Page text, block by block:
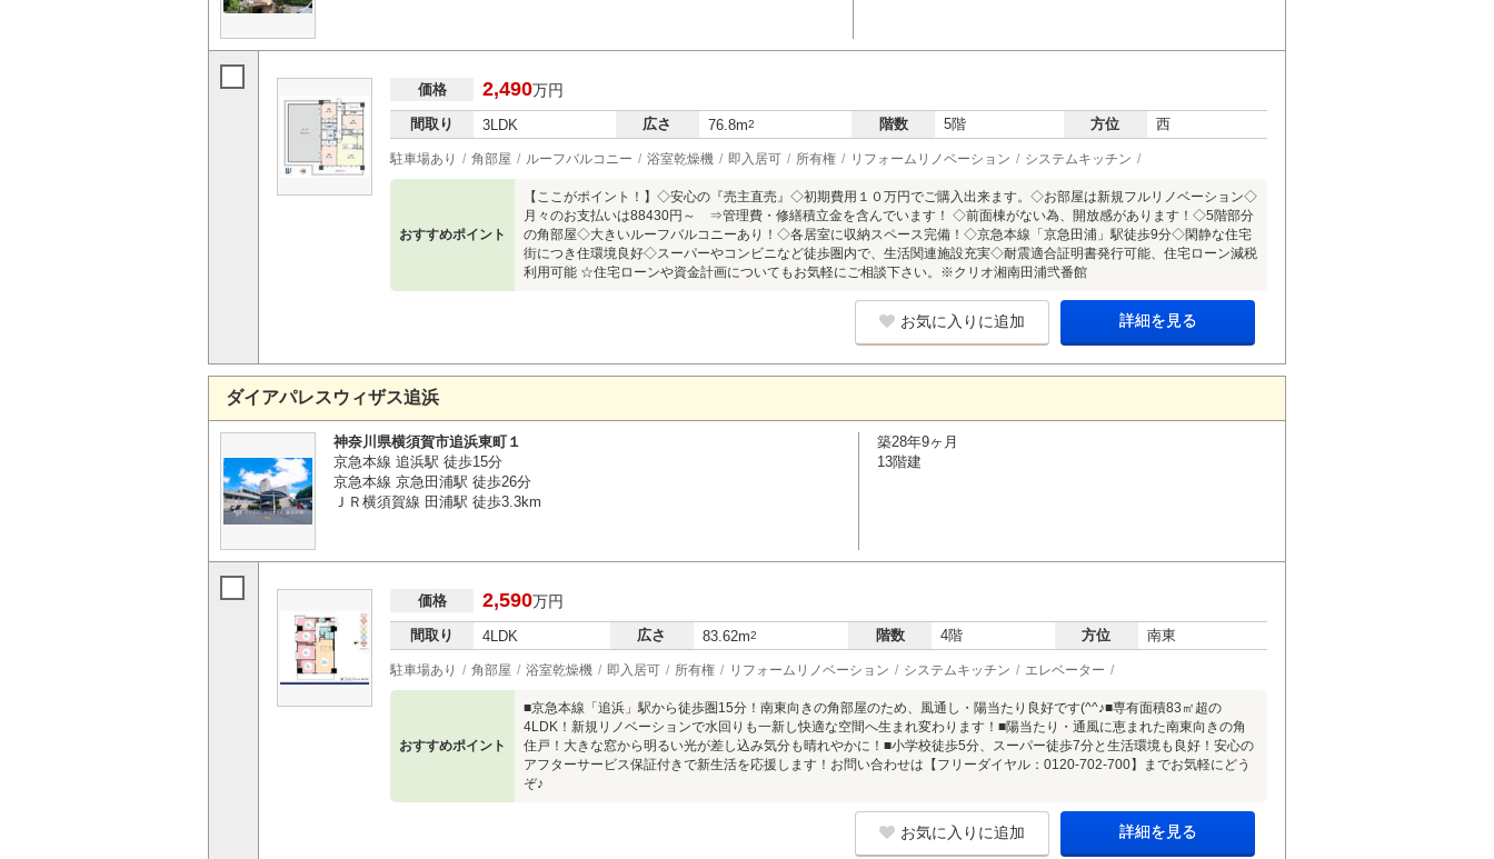
価格 2,490万円
間取り 3LDK 広さ 76.8m2 階数 5階 方位 西
駐車場あり 角部屋 ルーフバルコニー 浴室乾燥機 即入居可 所有権 リフォームリノベーション システムキッチン
おすすめポイント
【ここがポイント！】◇安心の『売主直売』◇初期費用１０万円でご購入出来ます。◇お部屋は新規フルリノベーション◇
月々のお支払いは88430円～ ⇒管理費・修繕積立金を含んでいます！ ◇前面棟がない為、開放感があります！◇5階部分
の角部屋◇大きいルーフバルコニーあり！◇各居室に収納スペース完備！◇京急本線「京急田浦」駅徒歩9分◇閑静な住宅
街につき住環境良好◇スーパーやコンビニなど徒歩圏内で、生活関連施設充実◇耐震適合証明書発行可能、住宅ローン減税
利用可能 ☆住宅ローンや資金計画についてもお気軽にご相談下さい。※クリオ湘南田浦弐番館
お気に入りに追加 詳細を見る
ダイアパレスウィザス追浜
神奈川県横須賀市追浜東町１
京急本線 追浜駅 徒歩15分
京急本線 京急田浦駅 徒歩26分
ＪＲ横須賀線 田浦駅 徒歩3.3km
築28年9ヶ月
13階建
価格 2,590万円
間取り 4LDK 広さ 83.62m2 階数 4階 方位 南東
駐車場あり 角部屋 浴室乾燥機 即入居可 所有権 リフォームリノベーション システムキッチン エレベーター
おすすめポイント
■京急本線「追浜」駅から徒歩圏15分！南東向きの角部屋のため、風通し・陽当たり良好です(^^♪■専有面積83㎡超の
4LDK！新規リノベーションで水回りも一新し快適な空間へ生まれ変わります！■陽当たり・通風に恵まれた南東向きの角
住戸！大きな窓から明るい光が差し込み気分も晴れやかに！■小学校徒歩5分、スーパー徒歩7分と生活環境も良好！安心の
アフターサービス保証付きで新生活を応援します！お問い合わせは【フリーダイヤル：0120-702-700】までお気軽にどう
ぞ♪
お気に入りに追加 詳細を見る